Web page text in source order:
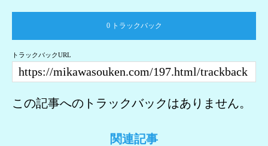
0 トラックバック
トラックバックURL
この記事へのトラックバックはありません。
関連記事